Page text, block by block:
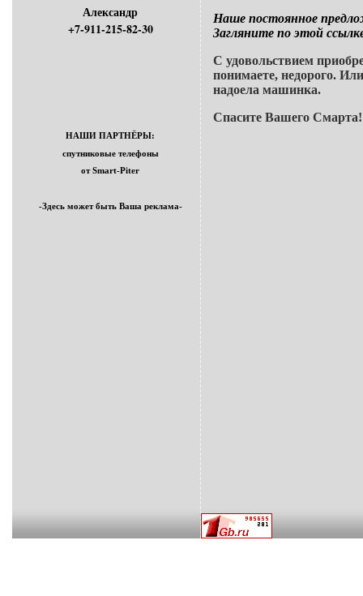
Александр
+7-911-215-82-30
НАШИ ПАРТНЁРЫ:
спутниковые телефоны
от Smart-Piter
-Здесь может быть Ваша реклама-
Наше постоянное
Загляните по этой
С удовольствием
понимаете, недорого.
надоела машинка.
Спасите Вашего Смарта!